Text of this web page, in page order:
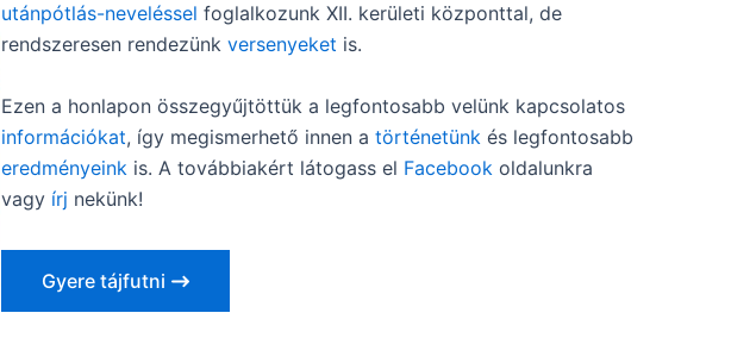
utánpótlás-neveléssel foglalkozunk XII. kerületi központtal, de
rendszeresen rendezünkversenyeket is.
Ezen a honlapon összegyűjtöttük a legfontosabb velünk kapcsolatos
információkat, így megismerhető innen atörténetünk és legfontosabb
eredményeink is. A továbbiakért látogass el Facebook oldalunkra
vagy írj nekünk!
Gyere tájfutni